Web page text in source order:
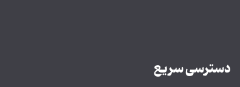
دسترسی سریع